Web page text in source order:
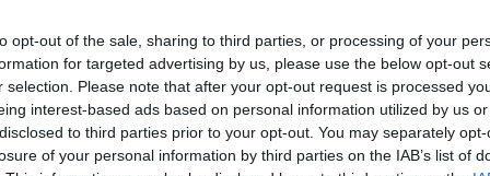
opt-out of the sale, sharing to third parties, or processing of your
for targeted advertising by us, please use the below opt-out
selection. Please note that after your opt-out request is processed
interest-based ads based on personal information utilized by us
to third parties prior to your opt-out. You may separately
of your personal information by third parties on the IAB’s list of
πλαίσιο προστίμωνμε τις
Η νέα ρύθμιση προβλέπει ότι ως
μόνο τα επικυρωμένα εισιτήρια και
χρονικής διάρκειας ισχύος τους. Σε
επιβάλλουν πρόστιμο 100 ευρώ στους